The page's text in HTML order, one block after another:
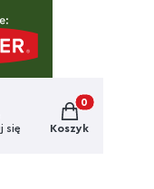
się
Produkty w
Koszyk